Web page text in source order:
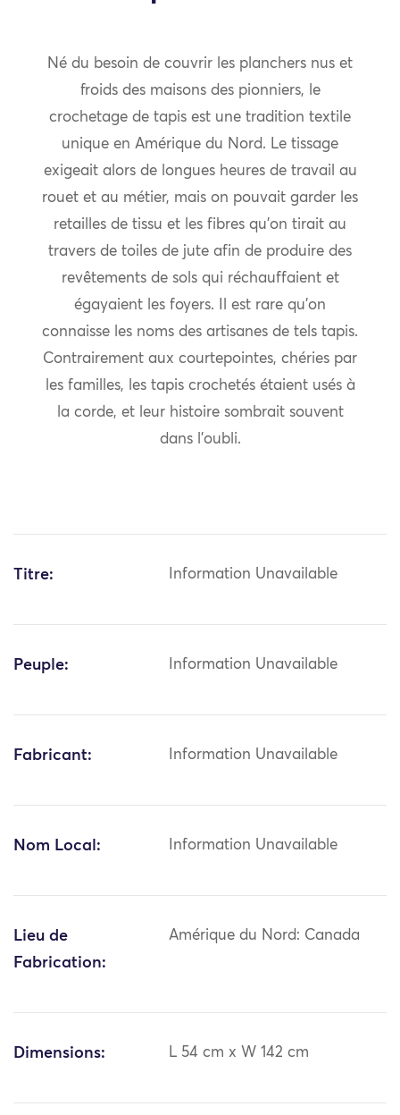
Né du besoin de couvrir les planchers nus et
froids des maisons des pionniers, le
crochetage de tapis est une tradition textile
unique en Amérique du Nord. Le tissage
exigeait alors de longues heures de travail au
rouet et au métier, mais on pouvait garder les
retailles de tissu et les fibres qu’on tirait au
travers de toiles de jute afin de produire des
revêtements de sols qui réchauffaient et
égayaient les foyers. Il est rare qu’on
connaisse les noms des artisanes de tels tapis.
Contrairement aux courtepointes, chéries par
les familles, les tapis crochetés étaient usés à
la corde, et leur histoire sombrait souvent
dans l’oubli.
Titre: Information Unavailable
Peuple: Information Unavailable
Fabricant: Information Unavailable
Nom Local: Information Unavailable
Lieu de
Fabrication:
Amérique du Nord: Canada
Dimensions: L 54 cm x W 142 cm